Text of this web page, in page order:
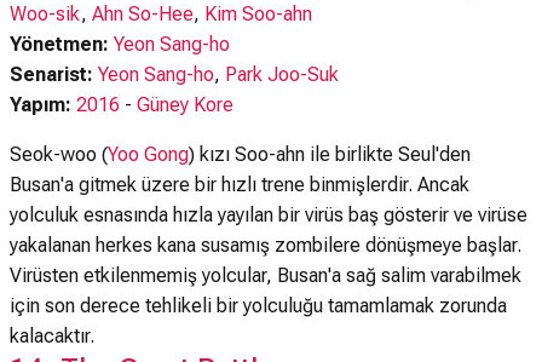
Woo-sik, Ahn So-Hee, Kim Soo-ahn
Yönetmen: Yeon Sang-ho
Senarist: Yeon Sang-ho, Park Joo-Suk
Yapım: 2016 - Güney Kore
Seok-woo (Yoo Gong) kızı Soo-ahn ile birlikte Seul'den
Busan'a gitmek üzere bir hızlı trene binmişlerdir. Ancak
yolculuk esnasında hızla yayılan bir virüs baş gösterir ve virüse
yakalanan herkes kana susamış zombilere dönüşmeye başlar.
Virüsten etkilenmemiş yolcular, Busan'a sağ salim varabilmek
için son derece tehlikeli bir yolculuğu tamamlamak zorunda
kalacaktır.